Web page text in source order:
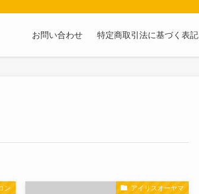
お問い合わせ 特定商取引法に基づく表記
ン アイリスオーヤマ